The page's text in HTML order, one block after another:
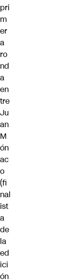
pri
m
er
a
ro
nd
a
en
tre
Ju
an
M
ón
ac
o
(fi
nal
ist
a
de
la
ed
ici
ón